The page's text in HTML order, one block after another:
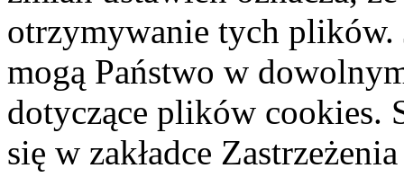
otrzymywanie tych plików.
mogą Państwo w
dotyczące plików cookies.
się w zakładce